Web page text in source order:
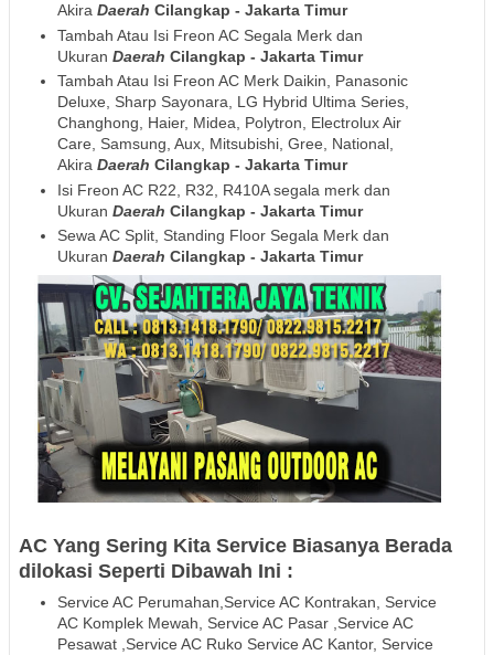
Akira Daerah Cilangkap - Jakarta Timur
Tambah Atau Isi Freon AC Segala Merk dan
Ukuran Daerah Cilangkap - Jakarta Timur
Tambah Atau Isi Freon AC Merk Daikin, Panasonic
Deluxe, Sharp Sayonara, LG Hybrid Ultima Series,
Changhong, Haier, Midea, Polytron, Electrolux Air
Care, Samsung, Aux, Mitsubishi, Gree, National,
Akira Daerah Cilangkap - Jakarta Timur
Isi Freon AC R22, R32, R410A segala merk dan
Ukuran Daerah Cilangkap - Jakarta Timur
Sewa AC Split, Standing Floor Segala Merk dan
Ukuran Daerah Cilangkap - Jakarta Timur
AC Yang Sering Kita Service Biasanya Berada
dilokasi Seperti Dibawah Ini :
Service AC Perumahan,Service AC Kontrakan, Service
AC Komplek Mewah, Service AC Pasar ,Service AC
Pesawat ,Service AC Ruko Service AC Kantor, Service